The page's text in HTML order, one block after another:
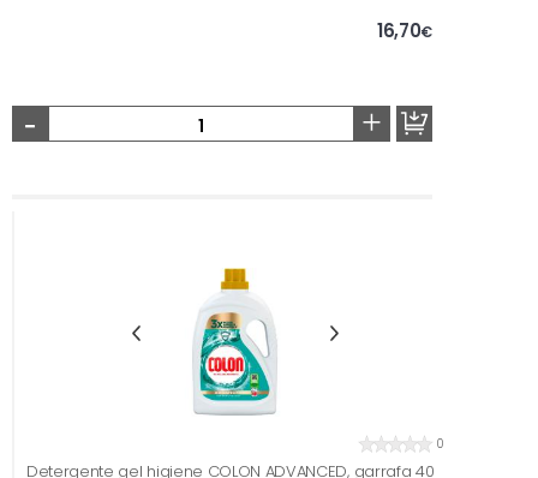
16,70€
- +
0
Detergente gel higiene COLON ADVANCED, garrafa 40